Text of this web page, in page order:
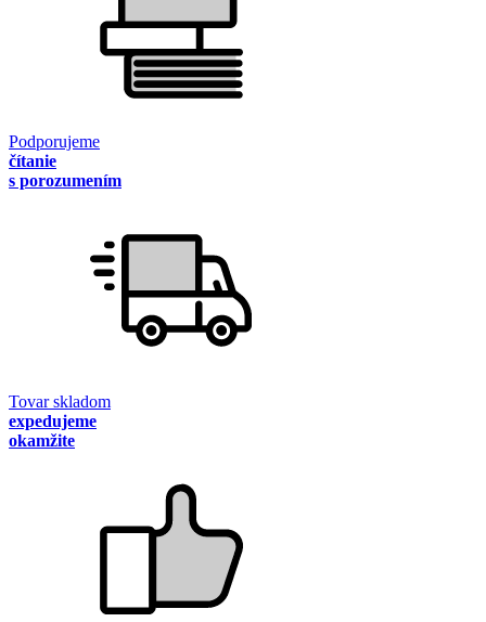
Podporujeme
čítanie
s porozumením
Tovar skladom
expedujeme
okamžite